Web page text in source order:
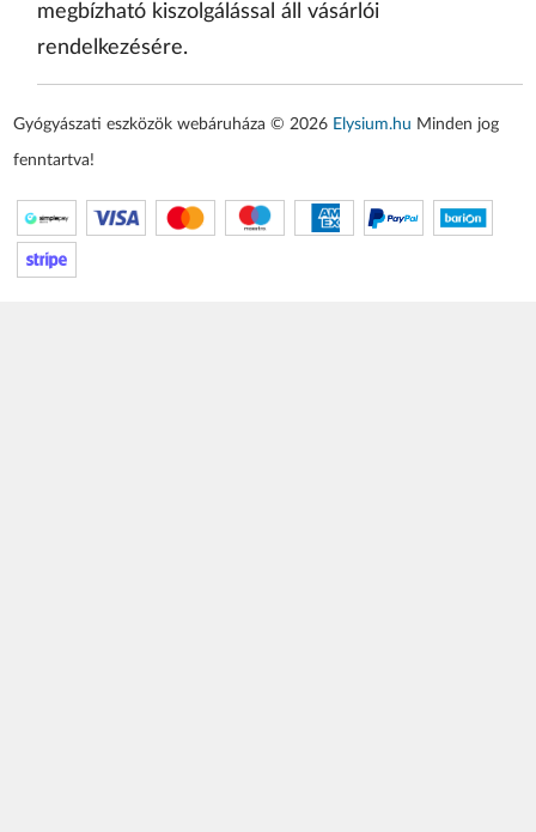
megbízható kiszolgálással áll vásárlói
rendelkezésére.
Gyógyászati eszközök webáruháza © 2026 Elysium.hu Minden jog
fenntartva!